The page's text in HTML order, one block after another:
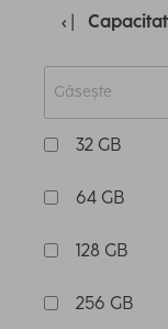
32 GB
64 GB
128 GB
256 GB